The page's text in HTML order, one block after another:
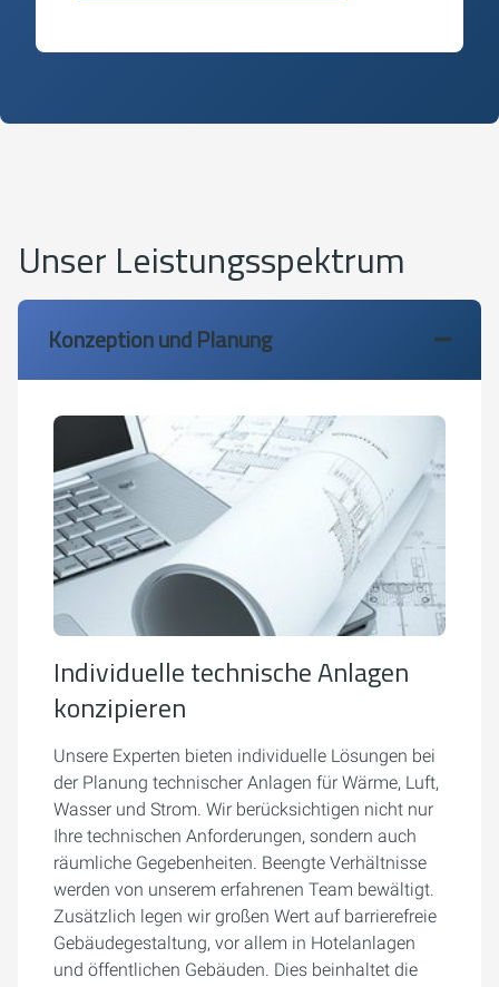
Unser Leistungsspektrum
Konzeption und Planung
Individuelle technische Anlagen
konzipieren
Unsere Experten bieten individuelle Lösungen bei
der Planung technischer Anlagen für Wärme, Luft,
Wasser und Strom. Wir berücksichtigen nicht nur
Ihre technischen Anforderungen, sondern auch
räumliche Gegebenheiten. Beengte Verhältnisse
werden von unserem erfahrenen Team bewältigt.
Zusätzlich legen wir großen Wert auf barrierefreie
Gebäudegestaltung, vor allem in Hotelanlagen
und öffentlichen Gebäuden. Dies beinhaltet die